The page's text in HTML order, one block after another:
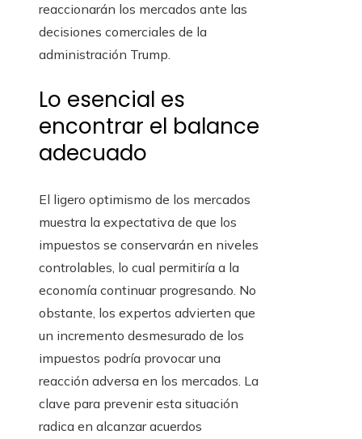
reaccionarán los mercados ante las
decisiones comerciales de la
administración Trump.
Lo esencial es
encontrar el balance
adecuado
El ligero optimismo de los mercados
muestra la expectativa de que los
impuestos se conservarán en niveles
controlables, lo cual permitiría a la
economía continuar progresando. No
obstante, los expertos advierten que
un incremento desmesurado de los
impuestos podría provocar una
reacción adversa en los mercados. La
clave para prevenir esta situación
radica en alcanzar acuerdos